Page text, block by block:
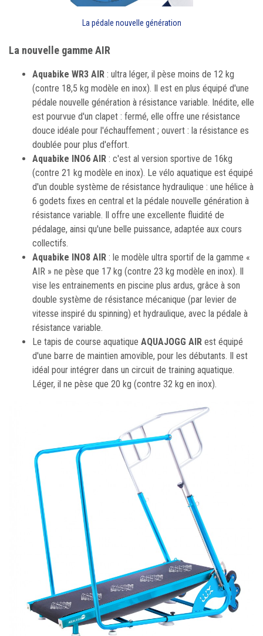
La pédale nouvelle génération
La nouvelle gamme AIR
Aquabike WR3 AIR : ultra léger, il pèse moins de 12 kg
(contre 18,5 kg modèle en inox). Il est en plus équipé d'une
pédale nouvelle génération à résistance variable. Inédite, elle
est pourvue d'un clapet : fermé, elle offre une résistance
douce idéale pour l'échauffement ; ouvert : la résistance es
doublée pour plus d'effort.
Aquabike INO6 AIR : c'est al version sportive de 16kg
(contre 21 kg modèle en inox). Le vélo aquatique est équipé
d'un double système de résistance hydraulique : une hélice à
6 godets fixes en central et la pédale nouvelle génération à
résistance variable. Il offre une excellente fluidité de
pédalage, ainsi qu'une belle puissance, adaptée aux cours
collectifs.
Aquabike INO8 AIR : le modèle ultra sportif de la gamme «
AIR » ne pèse que 17 kg (contre 23 kg modèle en inox). Il
vise les entrainements en piscine plus ardus, grâce à son
double système de résistance mécanique (par levier de
vitesse inspiré du spinning) et hydraulique, avec la pédale à
résistance variable.
Le tapis de course aquatique AQUAJOGG AIR est équipé
d'une barre de maintien amovible, pour les débutants. Il est
idéal pour intégrer dans un circuit de training aquatique.
Léger, il ne pèse que 20 kg (contre 32 kg en inox).